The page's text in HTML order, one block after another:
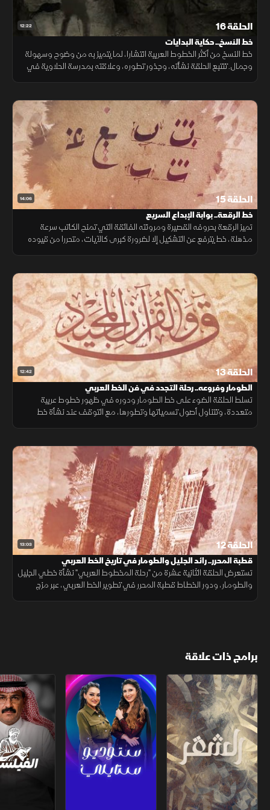
12:22 الحلقة 16
خط النسخ.. حكاية البدايات
خط النسخ من أكثر الخطوط العربية انتشارا، لما يتميز به من وضوح وسهولة
وجمال. تتتبع الحلقة نشأته، وجذور تطوره، وعلاقته بمدرسة الحلاوية في
14:06 الحلقة 15
خط الرقعة.. بوابة الإبداع السريع
تميز الرقعة بحروفه القصيرة ومرونته الفائقة التي تمنح الكاتب سرعة
مذهلة، خط يترفع عن التشكيل إلا لضرورة كبرى كالآيات، متحررا من قيوده
12:42 الحلقة 13
الطومار وفروعه.. رحلة التجدد في فن الخط العربي
تسلط الحلقة الضوء على خط الطومار ودوره في ظهور خطوط عربية
متعددة، وتتناول أصول تسمياتها وتطورها، مع التوقف عند نشأة خط
13:03 الحلقة 12
قطبة المحرر.. رائد الجليل والطومار في تاريخ الخط العربي
تستعرض الحلقة الثانية عشرة من "رحلة المخطوط العربي" نشأة خطي الجليل
والطومار، ودور الخطاط قطبة المحرر في تطوير الخط العربي، عبر مزج
برامج ذات علاقة
الشقر ستوديو ستايلي الفيلسوف